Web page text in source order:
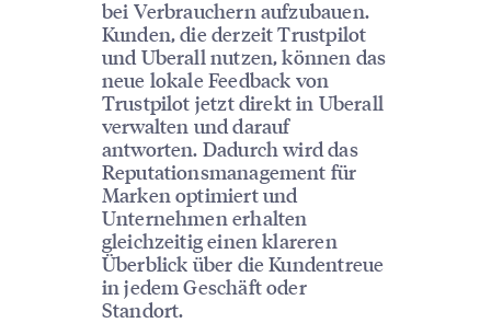
bei Verbrauchern aufzubauen.
Kunden, die derzeit Trustpilot
und Uberall nutzen, können das
neue lokale Feedback von
Trustpilot jetzt direkt in Uberall
verwalten und darauf
antworten. Dadurch wird das
Reputationsmanagement für
Marken optimiert und
Unternehmen erhalten
gleichzeitig einen klareren
Überblick über die Kundentreue
in jedem Geschäft oder
Standort.